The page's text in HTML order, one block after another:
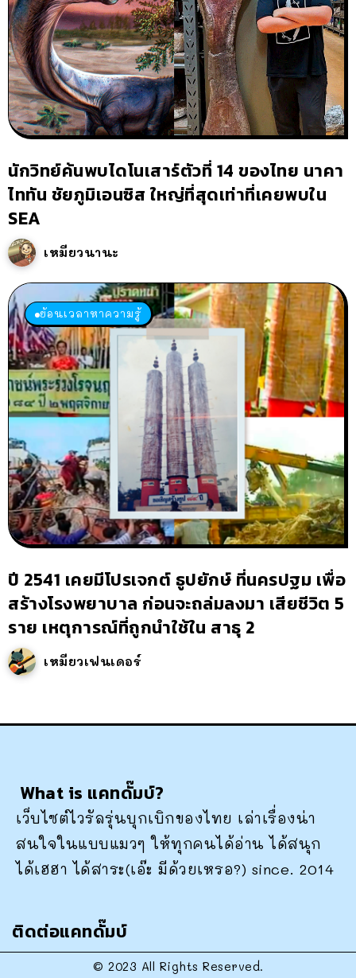
นักวิทย์ค้นพบไดโนเสาร์ตัวที่ 14 ของไทย นาคา
ไททัน ชัยภูมิเอนซิส ใหญ่ที่สุดเท่าที่เคยพบใน
SEA
เหมียวนานะ
ย้อนเวลาหาความรู้
ปี 2541 เคยมีโปรเจกต์ ธูปยักษ์ ที่นครปฐม เพื่อ
สร้างโรงพยาบาล ก่อนจะถล่มลงมา เสียชีวิต 5
ราย เหตุการณ์ที่ถูกนำใช้ใน สาธุ 2
เหมียวเฟนเดอร์
What is แคทดั๊มบ์?
เว็บไซต์ไวรัลรุ่นบุกเบิกของไทย เล่าเรื่องน่า
สนใจในแบบแมวๆ ให้ทุกคนได้อ่าน ได้สนุก
ได้เฮฮา ได้สาระ(เอ๊ะ มีด้วยเหรอ?) since. 2014
ติดต่อแคทดั๊มบ์
© 2023 All Rights Reserved.